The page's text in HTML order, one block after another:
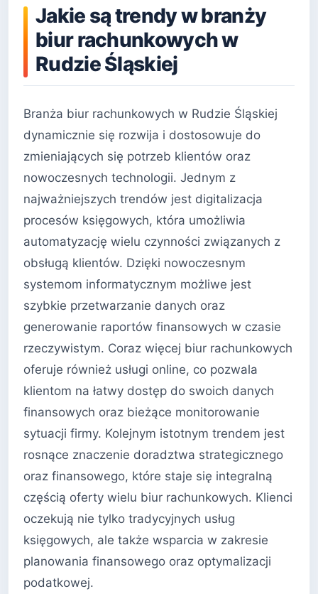
Jakie są trendy w branży
biur rachunkowych w
Rudzie Śląskiej
Branża biur rachunkowych w Rudzie Śląskiej
dynamicznie się rozwija i dostosowuje do
zmieniających się potrzeb klientów oraz
nowoczesnych technologii. Jednym z
najważniejszych trendów jest digitalizacja
procesów księgowych, która umożliwia
automatyzację wielu czynności związanych z
obsługą klientów. Dzięki nowoczesnym
systemom informatycznym możliwe jest
szybkie przetwarzanie danych oraz
generowanie raportów finansowych w czasie
rzeczywistym. Coraz więcej biur rachunkowych
oferuje również usługi online, co pozwala
klientom na łatwy dostęp do swoich danych
finansowych oraz bieżące monitorowanie
sytuacji firmy. Kolejnym istotnym trendem jest
rosnące znaczenie doradztwa strategicznego
oraz finansowego, które staje się integralną
częścią oferty wielu biur rachunkowych. Klienci
oczekują nie tylko tradycyjnych usług
księgowych, ale także wsparcia w zakresie
planowania finansowego oraz optymalizacji
podatkowej.